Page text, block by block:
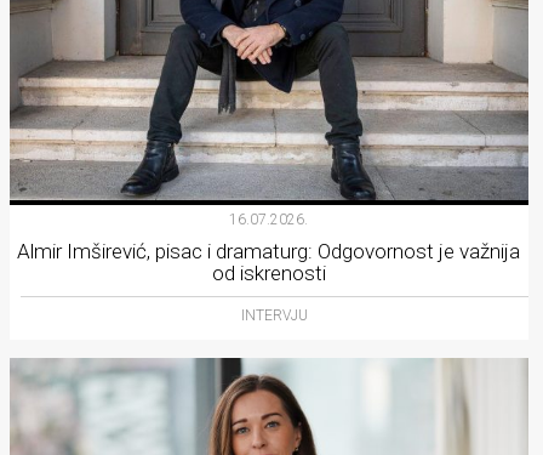
16.07.2026.
Almir Imširević, pisac i dramaturg: Odgovornost je važnija
od iskrenosti
INTERVJU